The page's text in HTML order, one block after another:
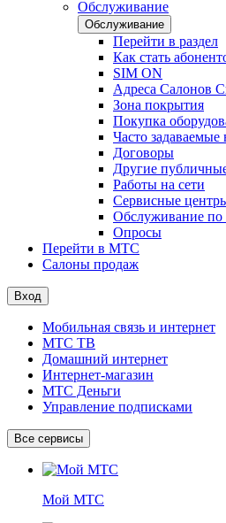
Обслуживание
Обслуживание
Перейти в раздел
Как стать
SIM ON
Адреса Салонов
Зона покрытия
Покупка
Часто задаваемые
Договоры
Другие
Работы на сети
Сервисные
Обслуживание по
Опросы
Перейти в МТС
Салоны продаж
Вход
Мобильная связь и интернет
МТС ТВ
Домашний интернет
Интернет-магазин
МТС Деньги
Управление подписками
Все сервисы
Мой МТС